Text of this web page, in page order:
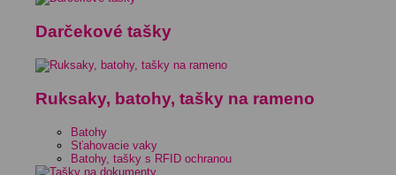
Darčekové tašky
Ruksaky, batohy, tašky na rameno
Batohy
Sťahovacie vaky
Batohy, tašky s RFID ochranou